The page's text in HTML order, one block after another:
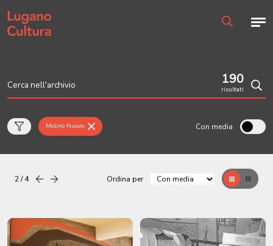
Home page
190
risultati
Molino Nuovo Con media
2 / 4 Precedentesuccessiva Ordina per GrigliaTable